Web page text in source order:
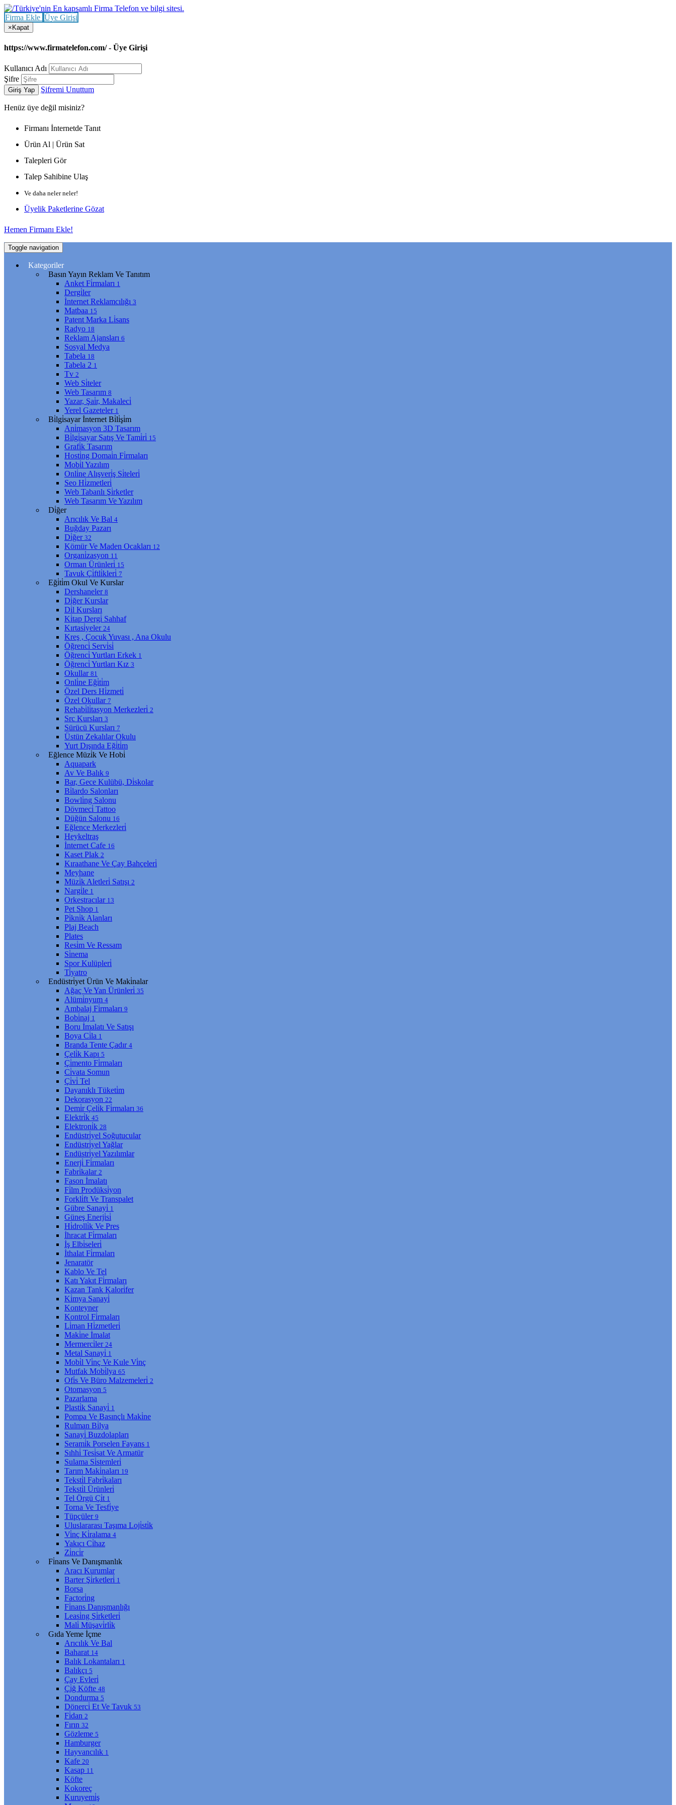
Firma Ekle Üye Girişi
× Kapat
https://www.firmatelefon.com/ - Üye Girişi
Kullanıcı Adı
Şifre
Giriş Yap Şifremi Unuttum
Henüz üye değil misiniz?
Firmanı İnternetde Tanıt
Ürün Al | Ürün Sat
Talepleri Gör
Talep Sahibine Ulaş
Ve daha neler neler!
Üyelik Paketlerine Gözat
Hemen Firmanı Ekle!
Toggle navigation
Kategoriler
Basın Yayın Reklam Ve Tanıtım
Anket Fi̇rmaları 1
Dergi̇ler
İnternet Reklamcılığı 3
Matbaa 15
Patent Marka Li̇sans
Radyo 18
Reklam Ajansları 6
Sosyal Medya
Tabela 18
Tabela 2 1
Tv 2
Web Si̇teler
Web Tasarım 8
Yazar, Şai̇r, Makaleci̇
Yerel Gazeteler 1
Bi̇lgi̇sayar İnternet Bi̇li̇şi̇m
Ani̇masyon 3D Tasarım
Bi̇lgi̇sayar Satış Ve Tami̇ri̇ 15
Grafi̇k Tasarım
Hosti̇ng Domai̇n Fi̇rmaları
Mobi̇l Yazılım
Onli̇ne Alışveri̇ş Si̇teleri̇
Seo Hi̇zmetleri̇
Web Tabanlı Şi̇rketler
Web Tasarım Ve Yazılım
Di̇ğer
Arıcılık Ve Bal 4
Buğday Pazarı
Di̇ğer 32
Kömür Ve Maden Ocakları 12
Organi̇zasyon 11
Orman Ürünleri̇ 15
Tavuk Çi̇ftli̇kleri̇ 7
Eği̇ti̇m Okul Ve Kurslar
Dershaneler 8
Di̇ğer Kurslar
Di̇l Kursları
Ki̇tap Dergi̇ Sahhaf
Kırtasi̇yeler 24
Kreş , Çocuk Yuvası , Ana Okulu
Öğrenci̇ Servi̇si̇
Öğrenci̇ Yurtları Erkek 1
Öğrenci̇ Yurtları Kız 3
Okullar 81
Onli̇ne Eği̇ti̇m
Özel Ders Hi̇zmeti̇
Özel Okullar 7
Rehabi̇li̇tasyon Merkezleri̇ 2
Src Kursları 3
Sürücü Kursları 7
Üstün Zekalılar Okulu
Yurt Dışında Eği̇ti̇m
Eğlence Müzi̇k Ve Hobi̇
Aquapark
Av Ve Balık 9
Bar, Gece Kulübü, Di̇skolar
Bi̇lardo Salonları
Bowli̇ng Salonu
Dövmeci̇ Tattoo
Düğün Salonu 16
Eğlence Merkezleri̇
Heykeltraş
İnternet Cafe 16
Kaset Plak 2
Kıraathane Ve Çay Bahçeleri̇
Meyhane
Müzi̇k Aletleri̇ Satışı 2
Nargi̇le 1
Orkestracılar 13
Pet Shop 1
Pi̇kni̇k Alanları
Plaj Beach
Plates
Resi̇m Ve Ressam
Si̇nema
Spor Kulüpleri̇
Ti̇yatro
Endüstri̇yet Ürün Ve Maki̇nalar
Ağaç Ve Yan Ürünleri̇ 35
Alümi̇nyum 4
Ambalaj Fi̇rmaları 9
Bobi̇naj 1
Boru İmalatı Ve Satışı
Boya Ci̇la 1
Branda Tente Çadır 4
Çeli̇k Kapı 5
Çi̇mento Fi̇rmaları
Ci̇vata Somun
Çi̇vi̇ Tel
Dayanıklı Tüketi̇m
Dekorasyon 22
Demi̇r Çeli̇k Fi̇rmaları 36
Elektri̇k 45
Elektroni̇k 28
Endüstri̇yel Soğutucular
Endüstri̇yel Yağlar
Endüstri̇yel Yazılımlar
Enerji̇ Fi̇rmaları
Fabri̇kalar 2
Fason İmalatı
Fi̇lm Prodüksi̇yon
Forkli̇ft Ve Transpalet
Gübre Sanayi̇ 1
Güneş Enerji̇si̇
Hi̇drolli̇k Ve Pres
İhracat Fi̇rmaları
İş Elbi̇seleri̇
İthalat Fi̇rmaları
Jenaratör
Kablo Ve Tel
Katı Yakıt Fi̇rmaları
Kazan Tank Kalori̇fer
Ki̇mya Sanayi̇
Konteyner
Kontrol Fi̇rmaları
Li̇man Hi̇zmetleri̇
Maki̇ne İmalat
Mermerci̇ler 24
Metal Sanayi̇ 1
Mobi̇l Vi̇nç Ve Kule Vi̇nç
Mutfak Mobi̇lya 65
Ofi̇s Ve Büro Malzemeleri̇ 2
Otomasyon 5
Pazarlama
Plasti̇k Sanayi̇ 1
Pompa Ve Basınçlı Maki̇ne
Rulman Bi̇lya
Sanayi̇ Buzdolapları
Serami̇k Porselen Fayans 1
Sıhhi̇ Tesi̇sat Ve Armatür
Sulama Si̇stemleri̇
Tarım Maki̇naları 19
Teksti̇l Fabri̇kaları
Teksti̇l Ürünleri̇
Tel Örgü Çi̇t 1
Torna Ve Tesfi̇ye
Tüpçüler 9
Uluslararası Taşıma Loji̇sti̇k
Vi̇nç Ki̇ralama 4
Yakıcı Ci̇haz
Zi̇nci̇r
Fi̇nans Ve Danışmanlık
Aracı Kurumlar
Barter Şi̇rketleri̇ 1
Borsa
Factori̇ng
Fi̇nans Danışmanlığı
Leasi̇ng Şi̇rketleri̇
Mali̇ Müşavi̇rli̇k
Gıda Yeme İçme
Arıcılık Ve Bal
Baharat 14
Balık Lokantaları 1
Balıkçı 5
Çay Evleri̇
Çi̇ğ Köfte 48
Dondurma 5
Dönerci̇ Et Ve Tavuk 53
Fi̇dan 2
Fırın 32
Gözleme 5
Hamburger
Hayvancılık 1
Kafe 20
Kasap 11
Köfte
Kokoreç
Kuruyemi̇ş